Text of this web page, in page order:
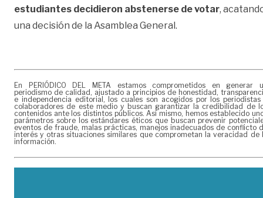
estudiantes decidieron abstenerse de votar,
una decisión de la Asamblea General.
En PERIÓDICO DEL META estamos comprometidos en generar
periodismo de calidad, ajustado a principios de honestidad,
e independencia editorial, los cuales son acogidos por los periodistas
colaboradores de este medio y buscan garantizar la credibilidad de
contenidos ante los distintos públicos. Así mismo, hemos establecido
parámetros sobre los estándares éticos que buscan prevenir
eventos de fraude, malas prácticas, manejos inadecuados de conflicto
interés y otras situaciones similares que comprometan la veracidad de
información.